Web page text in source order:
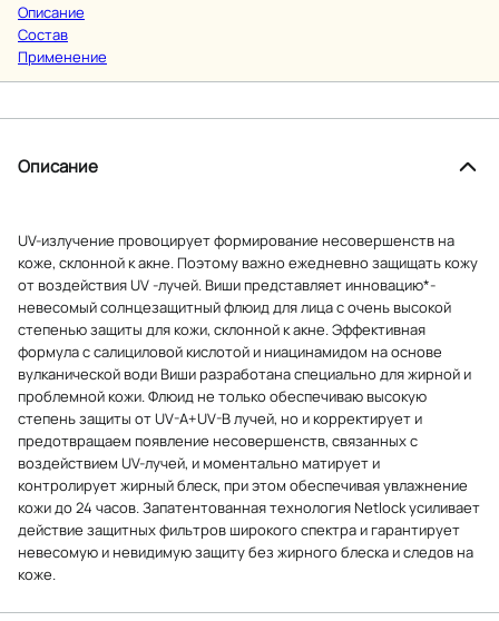
Описание
Состав
Применение
Описание
UV-излучение провоцирует формирование несовершенств на
коже, склонной к акне. Поэтому важно ежедневно защищать кожу
от воздействия UV -лучей. Виши представляет инновацию*-
невесомый солнцезащитный флюид для лица с очень высокой
степенью защиты для кожи, склонной к акне. Эффективная
формула с салициловой кислотой и ниацинамидом на основе
вулканической води Виши разработана специально для жирной и
проблемной кожи. Флюид не только обеспечиваю высокую
степень защиты от UV-A+UV-B лучей, но и корректирует и
предотвращаем появление несовершенств, связанных с
воздействием UV-лучей, и моментально матирует и
контролирует жирный блеск, при этом обеспечивая увлажнение
кожи до 24 часов. Запатентованная технология Netlock усиливает
действие защитных фильтров широкого спектра и гарантирует
невесомую и невидимую защиту без жирного блеска и следов на
коже.